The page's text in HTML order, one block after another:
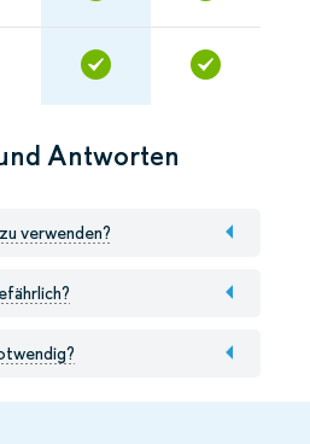
Antworten
verwenden?